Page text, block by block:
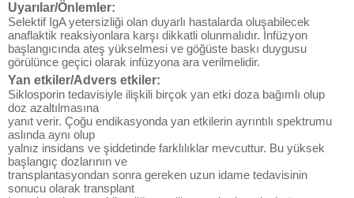
Uyarılar/Önlemler:
Selektif IgA yetersizliği olan duyarlı hastalarda oluşabilecek
anaflaktik reaksiyonlara karşı dikkatli olunmalıdır. İnfüzyon
başlangıcında ateş yükselmesi ve göğüste baskı duygusu
görülünce geçici olarak infüzyona ara verilmelidir.
Yan etkiler/Advers etkiler:
Siklosporin tedavisiyle ilişkili birçok yan etki doza bağımlı olup
doz azaltılmasına
yanıt verir. Çoğu endikasyonda yan etkilerin ayrıntılı spektrumu
aslında aynı olup
yalnız insidans ve şiddetinde farklılıklar mevcuttur. Bu yüksek
başlangıç dozlarının ve
transplantasyondan sonra gereken uzun idame tedavisinin
sonucu olarak transplant